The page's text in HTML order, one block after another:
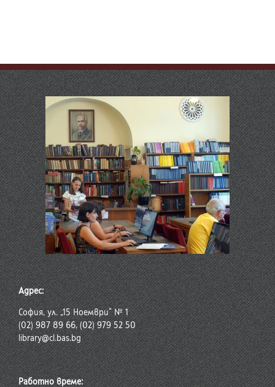
Адрес:
София, ул. „15 Ноември“ № 1
(02) 987 89 66, (02) 979 52 50
library@cl.bas.bg
Работно време: